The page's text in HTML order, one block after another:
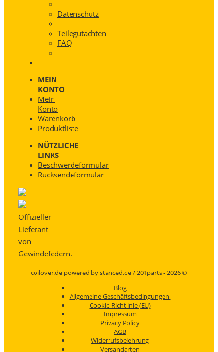
Datenschutz
Teilegutachten
FAQ
MEIN
KONTO
Mein
Konto
Warenkorb
Produktliste
NÜTZLICHE
LINKS
Beschwerdeformular
Rücksendeformular
Offizieller
Lieferant
von
Gewindefedern.
coilover.de powered by stanced.de / 201parts - 2026 ©
Blog
Allgemeine Geschäftsbedingungen
Cookie-Richtlinie (EU)
Impressum
Privacy Policy
AGB
Widerrufsbelehrung
Versandarten